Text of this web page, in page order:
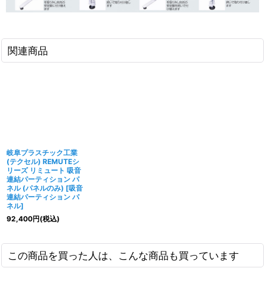
関連商品
岐阜プラスチック工業
(テクセル) REMUTEシ
リーズ リミュート 吸音
連結パーティション パ
ネル (パネルのみ) [吸音
連結パーティション パ
ネル]
92,400円(税込)
この商品を買った人は、こんな商品も買っています